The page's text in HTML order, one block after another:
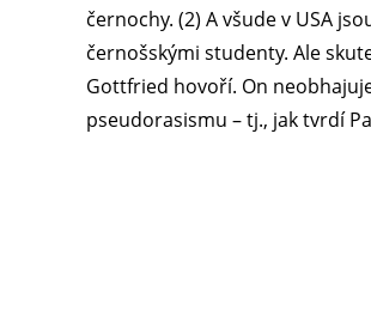
černochy. (2) A všude v USA
černošskými studenty. Ale
Gottfried hovoří. On
pseudorasismu – tj., jak tvrdí